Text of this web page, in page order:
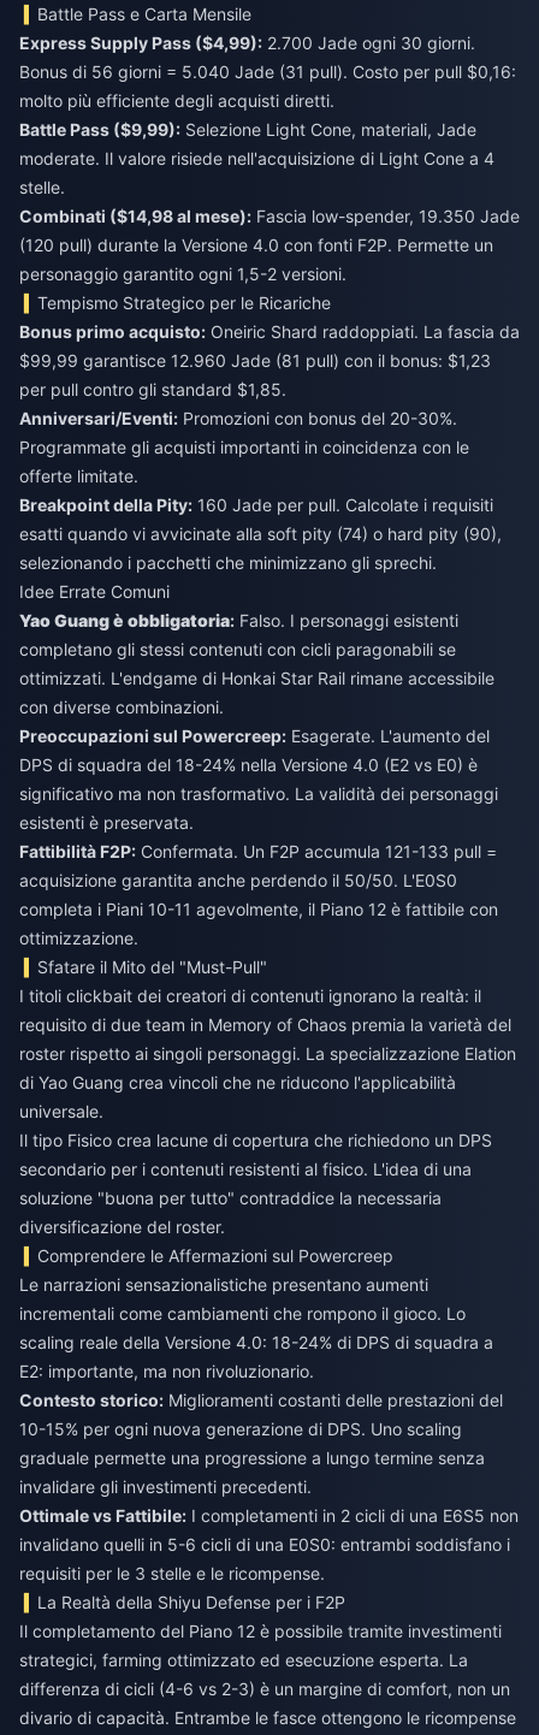
Battle Pass e Carta Mensile
Express Supply Pass ($4,99): 2.700 Jade ogni 30 giorni.
Bonus di 56 giorni = 5.040 Jade (31 pull). Costo per pull $0,16:
molto più efficiente degli acquisti diretti.
Battle Pass ($9,99): Selezione Light Cone, materiali, Jade
moderate. Il valore risiede nell'acquisizione di Light Cone a 4
stelle.
Combinati ($14,98 al mese): Fascia low-spender, 19.350 Jade
(120 pull) durante la Versione 4.0 con fonti F2P. Permette un
personaggio garantito ogni 1,5-2 versioni.
Tempismo Strategico per le Ricariche
Bonus primo acquisto: Oneiric Shard raddoppiati. La fascia da
$99,99 garantisce 12.960 Jade (81 pull) con il bonus: $1,23
per pull contro gli standard $1,85.
Anniversari/Eventi: Promozioni con bonus del 20-30%.
Programmate gli acquisti importanti in coincidenza con le
offerte limitate.
Breakpoint della Pity: 160 Jade per pull. Calcolate i requisiti
esatti quando vi avvicinate alla soft pity (74) o hard pity (90),
selezionando i pacchetti che minimizzano gli sprechi.
Idee Errate Comuni
Yao Guang è obbligatoria: Falso. I personaggi esistenti
completano gli stessi contenuti con cicli paragonabili se
ottimizzati. L'endgame di Honkai Star Rail rimane accessibile
con diverse combinazioni.
Preoccupazioni sul Powercreep: Esagerate. L'aumento del
DPS di squadra del 18-24% nella Versione 4.0 (E2 vs E0) è
significativo ma non trasformativo. La validità dei personaggi
esistenti è preservata.
Fattibilità F2P: Confermata. Un F2P accumula 121-133 pull =
acquisizione garantita anche perdendo il 50/50. L'E0S0
completa i Piani 10-11 agevolmente, il Piano 12 è fattibile con
ottimizzazione.
Sfatare il Mito del "Must-Pull"
I titoli clickbait dei creatori di contenuti ignorano la realtà: il
requisito di due team in Memory of Chaos premia la varietà del
roster rispetto ai singoli personaggi. La specializzazione Elation
di Yao Guang crea vincoli che ne riducono l'applicabilità
universale.
Il tipo Fisico crea lacune di copertura che richiedono un DPS
secondario per i contenuti resistenti al fisico. L'idea di una
soluzione "buona per tutto" contraddice la necessaria
diversificazione del roster.
Comprendere le Affermazioni sul Powercreep
Le narrazioni sensazionalistiche presentano aumenti
incrementali come cambiamenti che rompono il gioco. Lo
scaling reale della Versione 4.0: 18-24% di DPS di squadra a
E2: importante, ma non rivoluzionario.
Contesto storico: Miglioramenti costanti delle prestazioni del
10-15% per ogni nuova generazione di DPS. Uno scaling
graduale permette una progressione a lungo termine senza
invalidare gli investimenti precedenti.
Ottimale vs Fattibile: I completamenti in 2 cicli di una E6S5 non
invalidano quelli in 5-6 cicli di una E0S0: entrambi soddisfano i
requisiti per le 3 stelle e le ricompense.
La Realtà della Shiyu Defense per i F2P
Il completamento del Piano 12 è possibile tramite investimenti
strategici, farming ottimizzato ed esecuzione esperta. La
differenza di cicli (4-6 vs 2-3) è un margine di comfort, non un
divario di capacità. Entrambe le fasce ottengono le ricompense